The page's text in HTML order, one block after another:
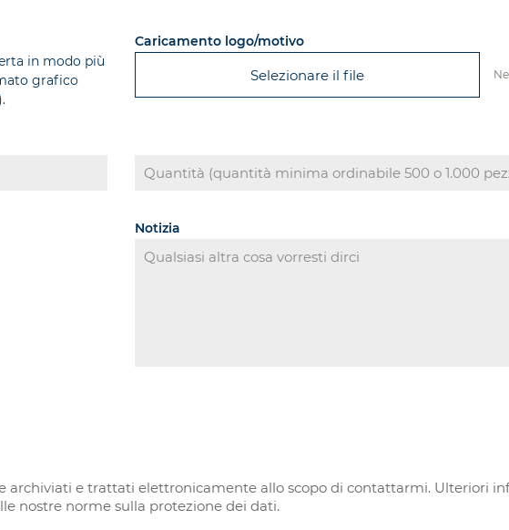
in modo più
grafico
Caricamento logo/motivo
Selezionare il file
Notizia
e trattati elettronicamente allo scopo di contattarmi. Ulteriori
nostre norme sulla protezione dei dati.